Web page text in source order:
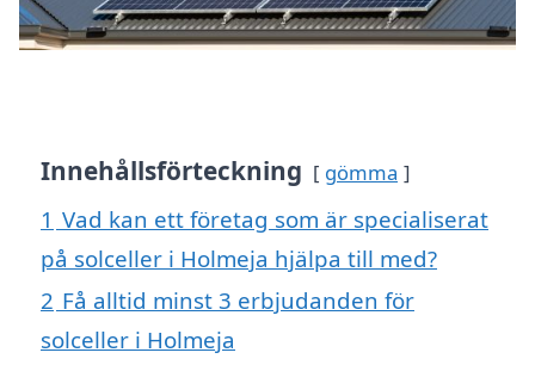
Innehållsförteckning gömma
1 Vad kan ett företag som är specialiserat
på solceller i Holmeja hjälpa till med?
2 Få alltid minst 3 erbjudanden för
solceller i Holmeja